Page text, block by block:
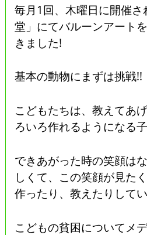
毎月1回、木曜日に開催
堂」にてバルーンアート
きました!
基本の動物にまずは挑戦!!
こどもたちは、教えてあ
ろいろ作れるようになる子
できあがった時の笑顔は
しくて、この笑顔が見た
作ったり、教えたりしてい
こどもの貧困についてメ